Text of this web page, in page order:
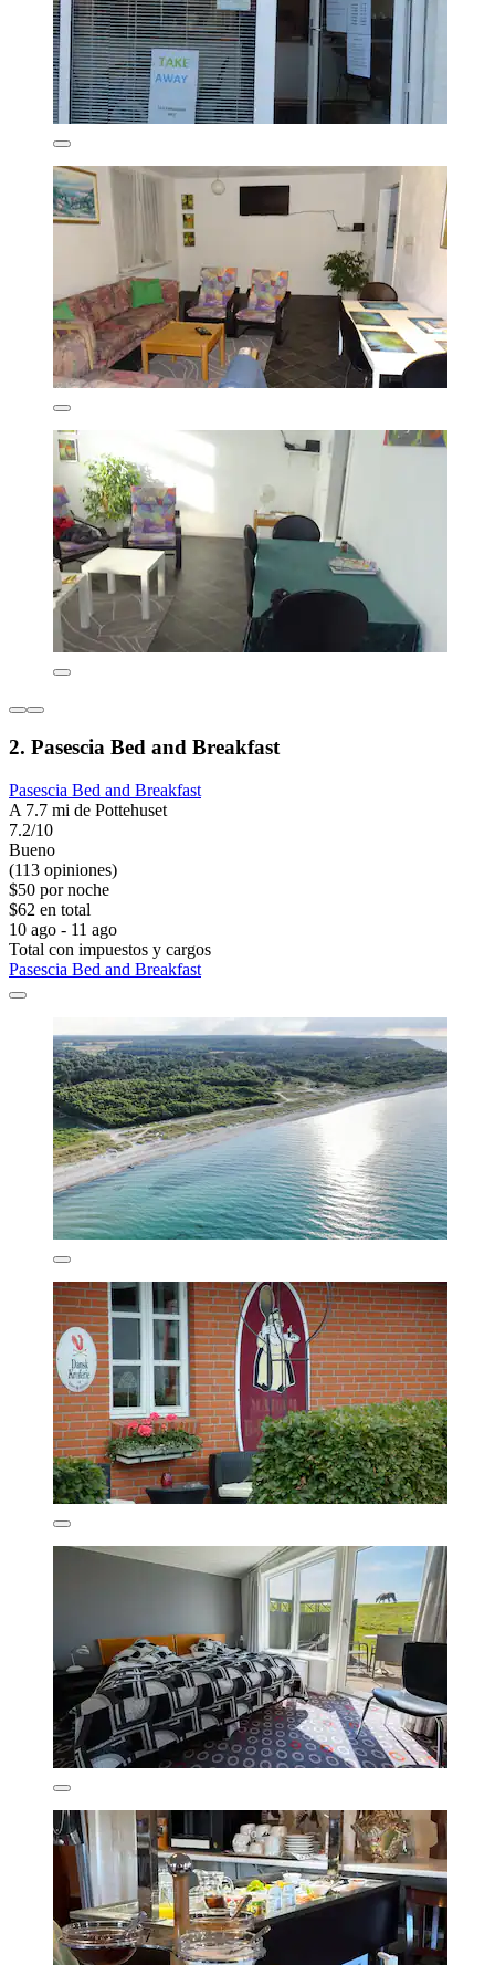
2. Pasescia Bed and Breakfast
Pasescia Bed and Breakfast
A 7.7 mi de Pottehuset
7.2/10
Bueno
(113 opiniones)
$50 por noche
$62 en total
10 ago - 11 ago
Total con impuestos y cargos
Pasescia Bed and Breakfast